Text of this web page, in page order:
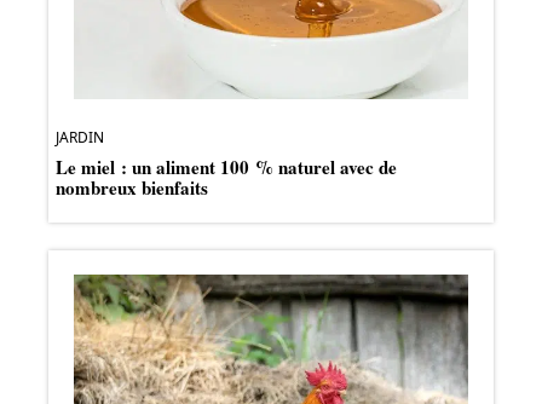
JARDIN
Le miel : un aliment 100 % naturel avec de
nombreux bienfaits